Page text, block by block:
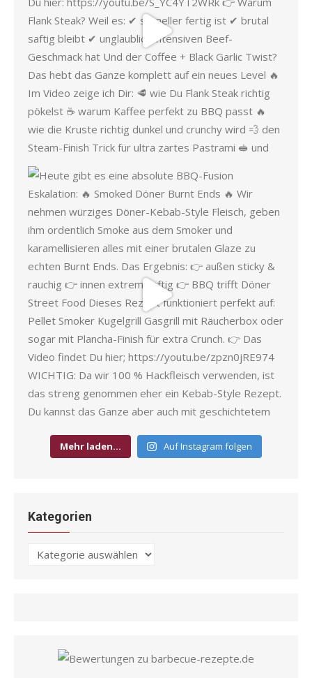
Mehr laden… Auf Instagram folgen
Kategorien
Kategorien